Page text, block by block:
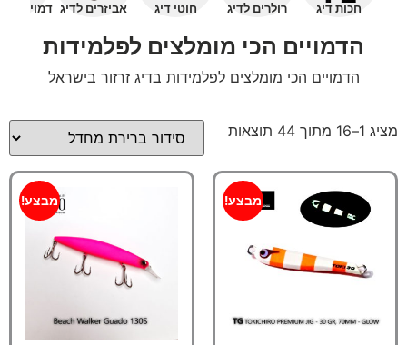
חכות דיג רולרים לדיג חוטי דיג אביזרים לדיג דמויים
הדמויים הכי מומלצים לפלמידות
הדמויים הכי מומלצים לפלמידות בדיג זרזור בישראל
מציג 1–16 מתוך 44 תוצאות
מבצע! מבצע!